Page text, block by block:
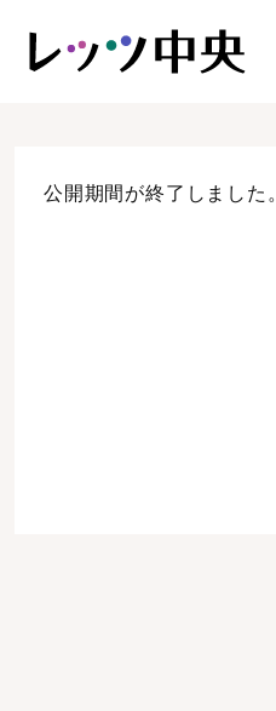
公開期間が終了しました。